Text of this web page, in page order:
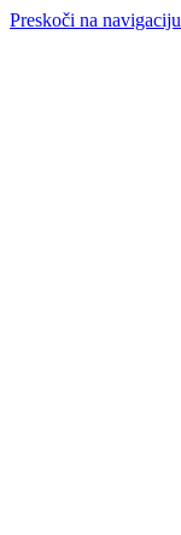
Preskoči na navigaciju